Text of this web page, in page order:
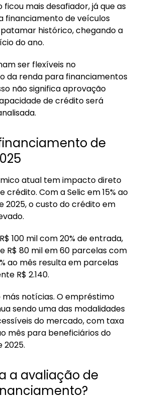
inteligentes
ficou mais desafiador, já que as
financiamento de veículos
histórico, chegando a
do ano.
ser flexíveis no
da renda para financiamentos
não significa aprovação
de crédito será
de
atual tem impacto direto
crédito. Com a Selic em 15% ao
2025, o custo do crédito em
100 mil com 20% de entrada,
R$ 80 mil em 60 parcelas com
ao mês resulta em parcelas
R$ 2.140.
más notícias. O empréstimo
sendo uma das modalidades
do mercado, com taxa
mês para beneficiários do
2025.
a avaliação de